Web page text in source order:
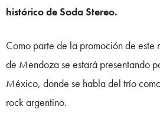
histórico de Soda Stereo.
Como parte de la promoción de
de Mendoza se estará presentando
México, donde se habla del trío
rock argentino.